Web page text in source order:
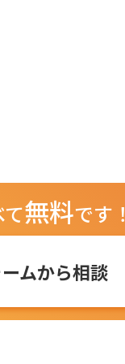
無料です！
ムから相談